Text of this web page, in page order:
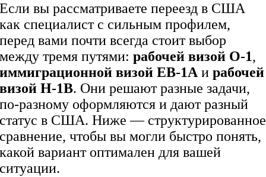
Если вы рассматриваете переезд в США
как специалист с сильным профилем,
перед вами почти всегда стоит выбор
между тремя путями:рабочей визой O-1,
иммиграционной визой EB-1A ирабочей
визой H-1B. Они решают разные задачи,
по-разному оформляются и дают разный
статус в США. Ниже — структурированное
сравнение, чтобы вы могли быстро понять,
какой вариант оптимален для вашей
ситуации.